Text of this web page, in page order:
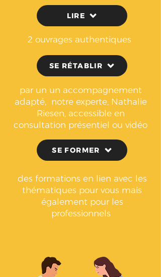
LIRE
2 ouvrages authentiques
SE RÉTABLIR
par un un accompagnement
adapté, notre experte, Nathalie
Riesen, accessible en
consultation présentiel ou vidéo
SE FORMER
des formations en lien avec les
thématiques pour vous mais
également pour les
professionnels